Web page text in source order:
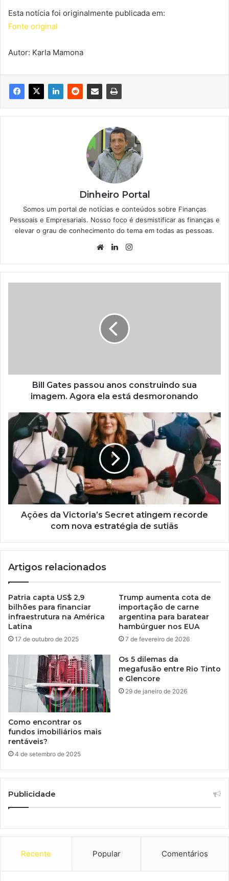
Esta notícia foi originalmente publicada em:
Fonte original
Autor: Karla Mamona
Dinheiro Portal
Somos um portal de notícias e conteúdos sobre Finanças
Pessoais e Empresariais. Nosso foco é desmistificar as finanças e
elevar o grau de conhecimento do tema em todas as pessoas.
WebsiteLinkedin
Bill Gates passou anos construindo sua
imagem. Agora ela está desmoronando
Ações da Victoria’s Secret atingem recorde
com nova estratégia de sutiãs
Artigos relacionados
Patria capta US$ 2,9
bilhões para financiar
infraestrutura na América
Latina
17 de outubro de 2025
Trump aumenta cota de
importação de carne
argentina para baratear
hambúrguer nos EUA
7 de fevereiro de 2026
Como encontrar os
fundos imobiliários mais
rentáveis?
4 de setembro de 2025
Os 5 dilemas da
megafusão entre Rio Tinto
e Glencore
29 de janeiro de 2026
Publicidade
Recente Popular Comentários